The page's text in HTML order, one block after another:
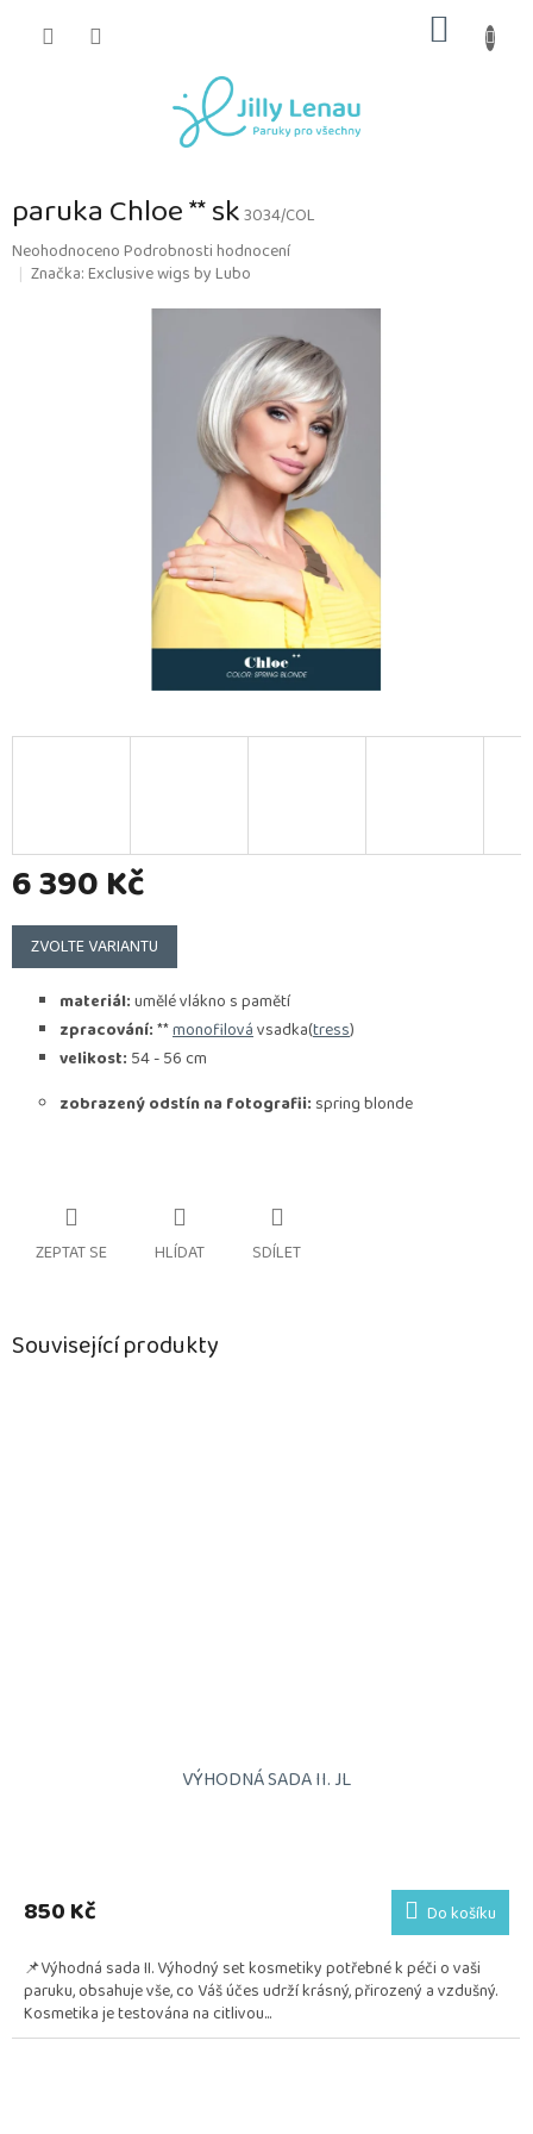
KOŠÍK
paruka Chloe ** sk3034/COL
Průměrné
hodnocení
NeohodnocenoPodrobnosti hodnocení
Značka:Exclusive wigs by Lubo
6 390 Kč
Měrná
cena:
ZVOLTE VARIANTU
materiál:umělé vlákno s pamětí
zpracování:**monofilovávsadka(tress)
velikost: 54 - 56 cm
zobrazený odstín na fotografii: spring blonde
ZEPTAT SE HLÍDAT SDÍLET
Související produkty
VÝHODNÁ SADA II. JL
850 Kč Do košíku
📌Výhodná sada II. Výhodný set kosmetiky potřebné k péči o vaši
paruku, obsahuje vše, co Váš účes udrží krásný, přirozený a vzdušný.
Kosmetika je testována na citlivou...